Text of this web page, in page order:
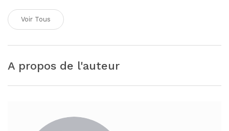
Voir Tous
A propos de l'auteur